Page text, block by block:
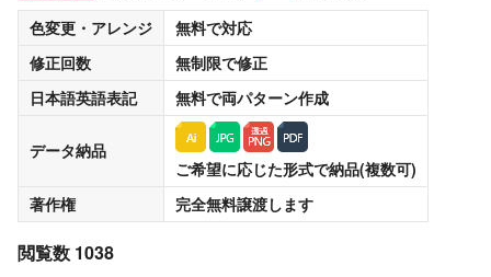
色変更・アレンジ
無料で対応
修正回数
無制限で修正
日本語英語表記
無料で両パターン作成
データ納品
ご希望に応じた形式で納品(複数可)
著作権
完全無料譲渡します
閲覧数 1038